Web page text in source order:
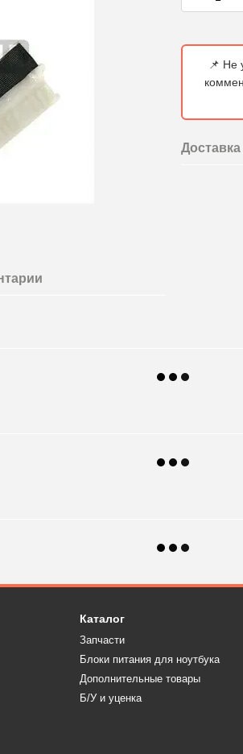
📌 Не
Доставка
Каталог
Запчасти
Блоки питания для ноутбука
Дополнительные товары
Б/У и уценка